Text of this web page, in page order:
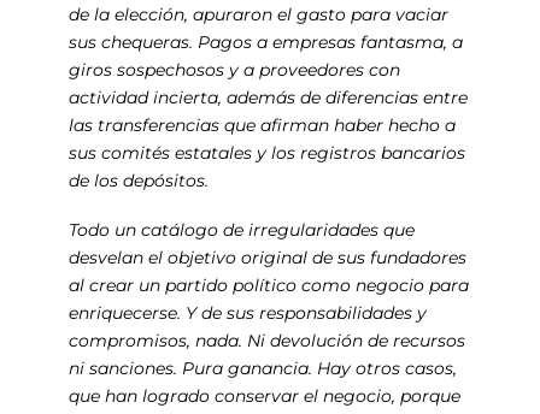
de la elección, apuraron el gasto para vaciar
sus chequeras. Pagos a empresas fantasma, a
giros sospechosos y a proveedores con
actividad incierta, además de diferencias entre
las transferencias que afirman haber hecho a
sus comités estatales y los registros bancarios
de los depósitos.
Todo un catálogo de irregularidades que
desvelan el objetivo original de sus fundadores
al crear un partido político como negocio para
enriquecerse. Y de sus responsabilidades y
compromisos, nada. Ni devolución de recursos
ni sanciones. Pura ganancia. Hay otros casos,
que han logrado conservar el negocio, porque